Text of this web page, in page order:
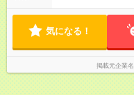
気になる！
掲載元企業名